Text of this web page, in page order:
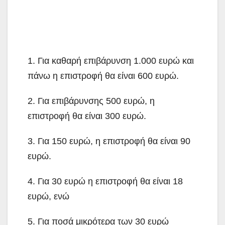
1. Για καθαρή επιβάρυνση 1.000 ευρώ και
πάνω η επιστροφή θα είναι 600 ευρώ.
2. Για επιβάρυνσης 500 ευρώ, η
επιστροφή θα είναι 300 ευρώ.
3. Για 150 ευρώ, η επιστροφή θα είναι 90
ευρώ.
4. Για 30 ευρώ η επιστροφή θα είναι 18
ευρώ, ενώ
5. Για ποσά μικρότερα των 30 ευρώ